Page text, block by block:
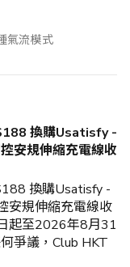
氣流模式
換購Usatisfy -
安規伸縮充電線收
換購Usatisfy -
安規伸縮充電線收
起至2026年8月31
爭議，Club HKT